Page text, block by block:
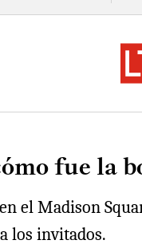
fue la
el Madison
los invitados.